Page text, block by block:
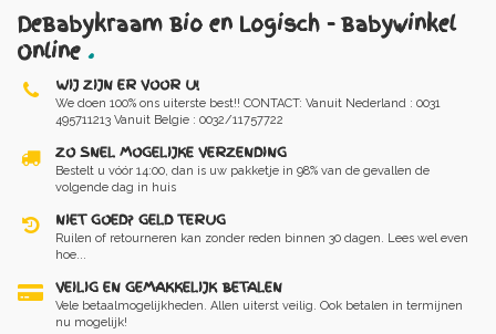
DeBabykraam Bio en Logisch - Babywinkel
Online .
WIJ ZIJN ER VOOR U!
We doen 100% ons uiterste best!! CONTACT: Vanuit Nederland : 0031
495711213 Vanuit Belgie : 0032/11757722
ZO SNEL MOGELIJKE VERZENDING
Bestelt u vóór 14:00, dan is uw pakketje in 98% van de gevallen de
volgende dag in huis
NIET GOED? GELD TERUG
Ruilen of retourneren kan zonder reden binnen 30 dagen. Lees wel even
hoe...
VEILIG EN GEMAKKELIJK BETALEN
Vele betaalmogelijkheden. Allen uiterst veilig. Ook betalen in termijnen
nu mogelijk!